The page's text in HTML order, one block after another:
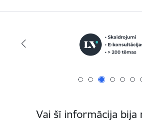
Vai šī informācija bija